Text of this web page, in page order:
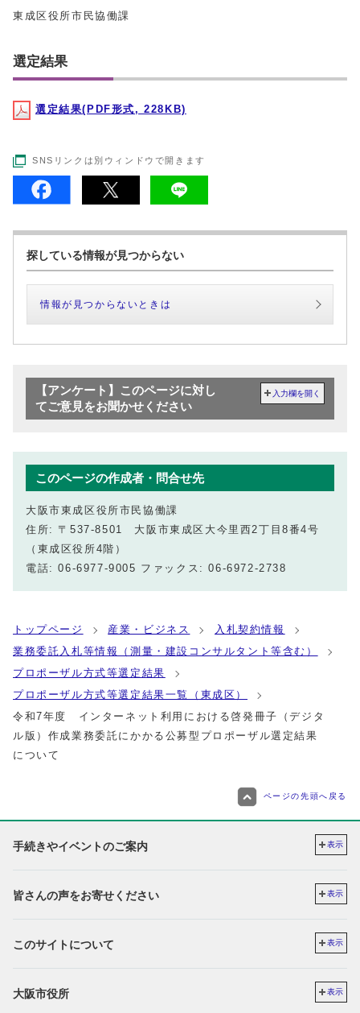
東成区役所市民協働課
選定結果
選定結果(PDF形式, 228KB)
SNSリンクは別ウィンドウで開きます
探している情報が見つからない
情報が見つからないときは
【アンケート】このページに対し
てご意見をお聞かせください
入力欄を開く
このページの作成者・問合せ先
大阪市東成区役所市民協働課
住所: 〒537-8501 大阪市東成区大今里西2丁目8番4号
（東成区役所4階）
電話: 06-6977-9005 ファックス: 06-6972-2738
トップページ 産業・ビジネス
入札契約情報
業務委託入札等情報（測量・建設コンサルタント等含む）
プロポーザル方式等選定結果
プロポーザル方式等選定結果一覧（東成区）
令和7年度 インターネット利用における啓発冊子（デジタ
ル版）作成業務委託にかかる公募型プロポーザル選定結果
について
ページの先頭へ戻る
手続きやイベントのご案内 表示
皆さんの声をお寄せください 表示
このサイトについて 表示
大阪市役所 表示